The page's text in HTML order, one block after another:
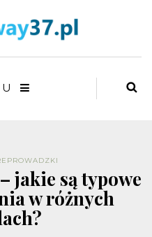
jakie są typowe
w różnych